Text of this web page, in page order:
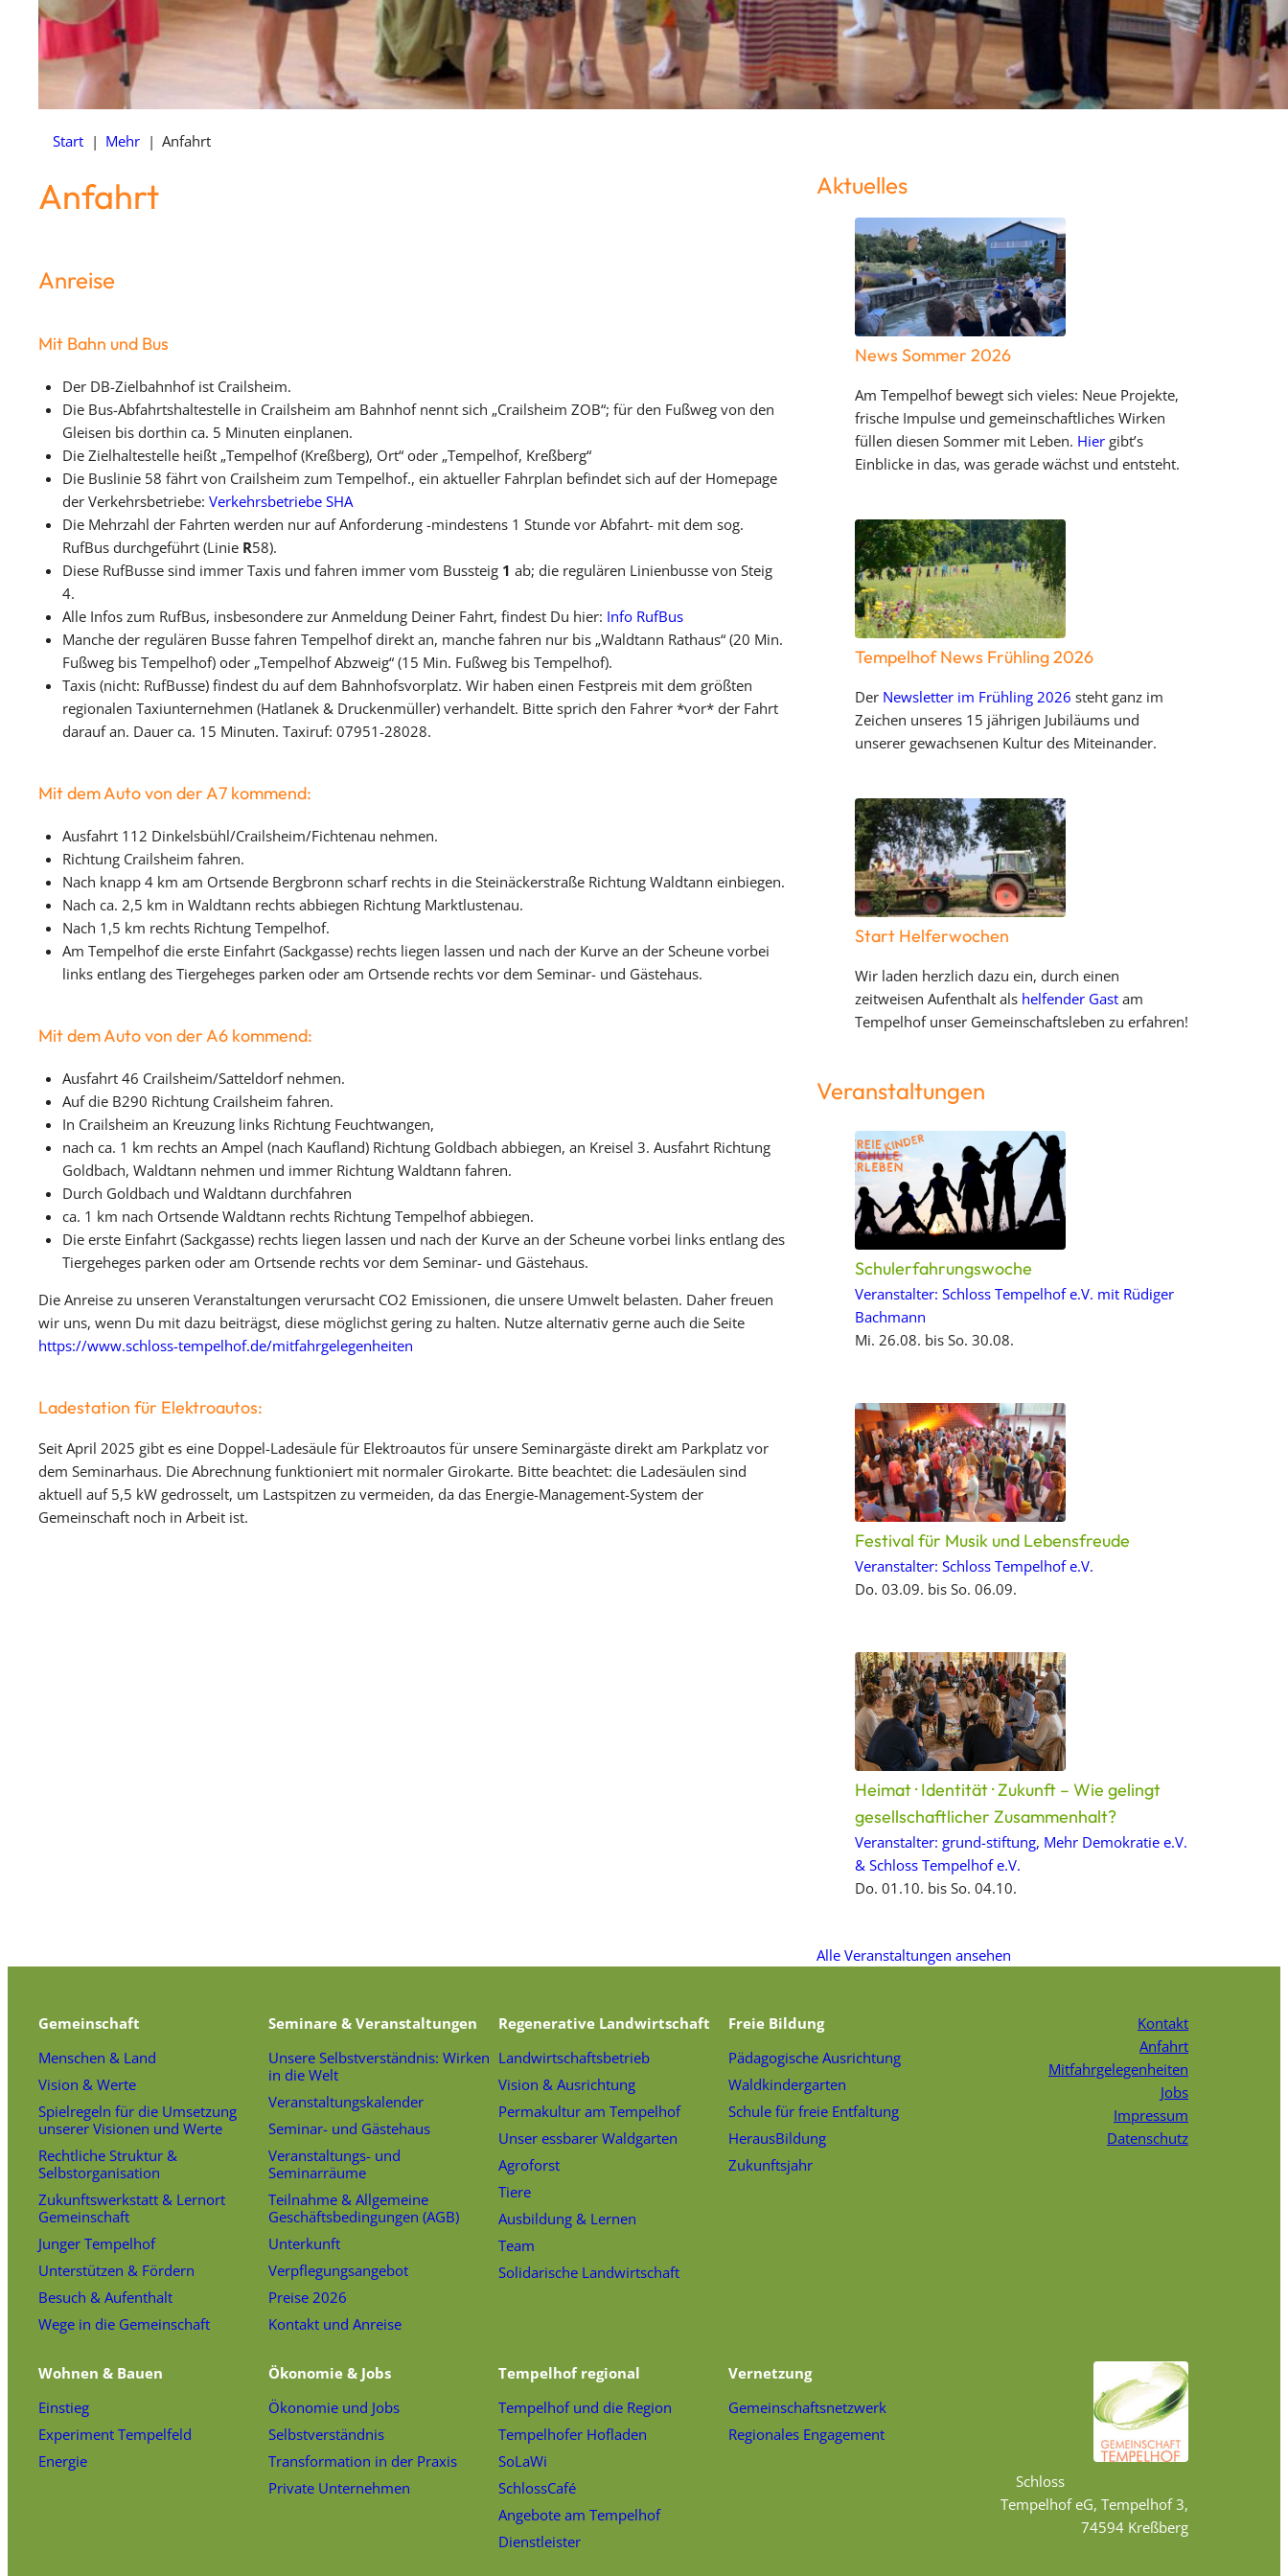
Start | Mehr | Anfahrt
Anfahrt
Anreise
Mit Bahn und Bus
Der DB-Zielbahnhof ist Crailsheim.
Die Bus-Abfahrtshaltestelle in Crailsheim am Bahnhof nennt sich „Crailsheim ZOB“; für den Fußweg von den
Gleisen bis dorthin ca. 5 Minuten einplanen.
Die Zielhaltestelle heißt „Tempelhof (Kreßberg), Ort“ oder „Tempelhof, Kreßberg“
Die Buslinie 58 fährt von Crailsheim zum Tempelhof., ein aktueller Fahrplan befindet sich auf der Homepage
der Verkehrsbetriebe: Verkehrsbetriebe SHA
Die Mehrzahl der Fahrten werden nur auf Anforderung -mindestens 1 Stunde vor Abfahrt- mit dem sog.
RufBus durchgeführt (Linie R58).
Diese RufBusse sind immer Taxis und fahren immer vom Bussteig 1 ab; die regulären Linienbusse von Steig
4.
Alle Infos zum RufBus, insbesondere zur Anmeldung Deiner Fahrt, findest Du hier: Info RufBus
Manche der regulären Busse fahren Tempelhof direkt an, manche fahren nur bis „Waldtann Rathaus“ (20 Min.
Fußweg bis Tempelhof) oder „Tempelhof Abzweig“ (15 Min. Fußweg bis Tempelhof).
Taxis (nicht: RufBusse) findest du auf dem Bahnhofsvorplatz. Wir haben einen Festpreis mit dem größten
regionalen Taxiunternehmen (Hatlanek & Druckenmüller) verhandelt. Bitte sprich den Fahrer *vor* der Fahrt
darauf an. Dauer ca. 15 Minuten. Taxiruf: 07951-28028.
Mit dem Auto von der A7 kommend:
Ausfahrt 112 Dinkelsbühl/Crailsheim/Fichtenau nehmen.
Richtung Crailsheim fahren.
Nach knapp 4 km am Ortsende Bergbronn scharf rechts in die Steinäckerstraße Richtung Waldtann einbiegen.
Nach ca. 2,5 km in Waldtann rechts abbiegen Richtung Marktlustenau.
Nach 1,5 km rechts Richtung Tempelhof.
Am Tempelhof die erste Einfahrt (Sackgasse) rechts liegen lassen und nach der Kurve an der Scheune vorbei
links entlang des Tiergeheges parken oder am Ortsende rechts vor dem Seminar- und Gästehaus.
Mit dem Auto von der A6 kommend:
Ausfahrt 46 Crailsheim/Satteldorf nehmen.
Auf die B290 Richtung Crailsheim fahren.
In Crailsheim an Kreuzung links Richtung Feuchtwangen,
nach ca. 1 km rechts an Ampel (nach Kaufland) Richtung Goldbach abbiegen, an Kreisel 3. Ausfahrt Richtung
Goldbach, Waldtann nehmen und immer Richtung Waldtann fahren.
Durch Goldbach und Waldtann durchfahren
ca. 1 km nach Ortsende Waldtann rechts Richtung Tempelhof abbiegen.
Die erste Einfahrt (Sackgasse) rechts liegen lassen und nach der Kurve an der Scheune vorbei links entlang des
Tiergeheges parken oder am Ortsende rechts vor dem Seminar- und Gästehaus.
Die Anreise zu unseren Veranstaltungen verursacht CO2 Emissionen, die unsere Umwelt belasten. Daher freuen
wir uns, wenn Du mit dazu beiträgst, diese möglichst gering zu halten. Nutze alternativ gerne auch die Seite
https://www.schloss-tempelhof.de/mitfahrgelegenheiten
Ladestation für Elektroautos:
Seit April 2025 gibt es eine Doppel-Ladesäule für Elektroautos für unsere Seminargäste direkt am Parkplatz vor
dem Seminarhaus. Die Abrechnung funktioniert mit normaler Girokarte. Bitte beachtet: die Ladesäulen sind
aktuell auf 5,5 kW gedrosselt, um Lastspitzen zu vermeiden, da das Energie-Management-System der
Gemeinschaft noch in Arbeit ist.
Aktuelles
News Sommer 2026
Am Tempelhof bewegt sich vieles: Neue Projekte,
frische Impulse und gemeinschaftliches Wirken
füllen diesen Sommer mit Leben. Hier gibt’s
Einblicke in das, was gerade wächst und entsteht.
Tempelhof News Frühling 2026
Der Newsletter im Frühling 2026 steht ganz im
Zeichen unseres 15 jährigen Jubiläums und
unserer gewachsenen Kultur des Miteinander.
Start Helferwochen
Wir laden herzlich dazu ein, durch einen
zeitweisen Aufenthalt als helfender Gast am
Tempelhof unser Gemeinschaftsleben zu erfahren!
Veranstaltungen
Schulerfahrungswoche
Veranstalter: Schloss Tempelhof e.V. mit Rüdiger
Bachmann
Mi. 26.08. bis So. 30.08.
Festival für Musik und Lebensfreude
Veranstalter: Schloss Tempelhof e.V.
Do. 03.09. bis So. 06.09.
Heimat · Identität · Zukunft – Wie gelingt
gesellschaftlicher Zusammenhalt?
Veranstalter: grund-stiftung, Mehr Demokratie e.V.
& Schloss Tempelhof e.V.
Do. 01.10. bis So. 04.10.
Alle Veranstaltungen ansehen
Gemeinschaft
Menschen & Land
Vision & Werte
Spielregeln für die Umsetzung
unserer Visionen und Werte
Rechtliche Struktur &
Selbstorganisation
Zukunftswerkstatt & Lernort
Gemeinschaft
Junger Tempelhof
Unterstützen & Fördern
Besuch & Aufenthalt
Wege in die Gemeinschaft
Seminare & Veranstaltungen
Unsere Selbstverständnis: Wirken
in die Welt
Veranstaltungskalender
Seminar- und Gästehaus
Veranstaltungs- und
Seminarräume
Teilnahme & Allgemeine
Geschäftsbedingungen (AGB)
Unterkunft
Verpflegungsangebot
Preise 2026
Kontakt und Anreise
Regenerative Landwirtschaft
Landwirtschaftsbetrieb
Vision & Ausrichtung
Permakultur am Tempelhof
Unser essbarer Waldgarten
Agroforst
Tiere
Ausbildung & Lernen
Team
Solidarische Landwirtschaft
Freie Bildung
Pädagogische Ausrichtung
Waldkindergarten
Schule für freie Entfaltung
HerausBildung
Zukunftsjahr
Kontakt
Anfahrt
Mitfahrgelegenheiten
Jobs
Impressum
Datenschutz
Wohnen & Bauen
Einstieg
Experiment Tempelfeld
Energie
Ökonomie & Jobs
Ökonomie und Jobs
Selbstverständnis
Transformation in der Praxis
Private Unternehmen
Tempelhof regional
Tempelhof und die Region
Tempelhofer Hofladen
SoLaWi
SchlossCafé
Angebote am Tempelhof
Dienstleister
Vernetzung
Gemeinschaftsnetzwerk
Regionales Engagement
Schloss
Tempelhof eG, Tempelhof 3,
74594 Kreßberg